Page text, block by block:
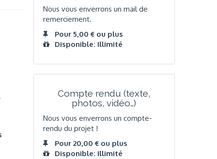
Nous vous enverrons un mail de
remerciement.
Pour 5,00 € ou plus
Disponible: Illimité
Compte rendu (texte,
photos, vidéo…)
Nous vous enverrons un compte-
rendu du projet !
Pour 20,00 € ou plus
Disponible: Illimité